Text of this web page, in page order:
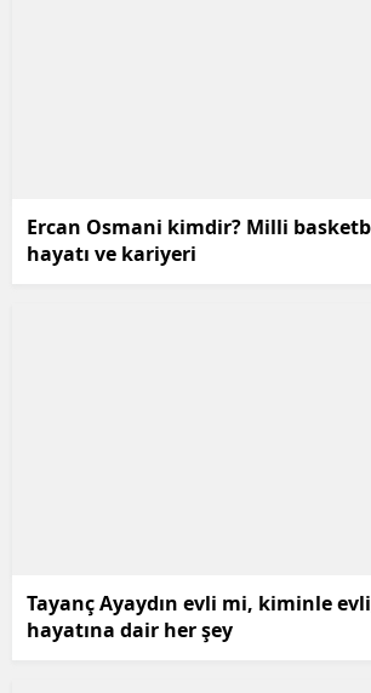
Ercan Osmani kimdir? Milli
hayatı ve kariyeri
Tayanç Ayaydın evli mi, kiminle
hayatına dair her şey